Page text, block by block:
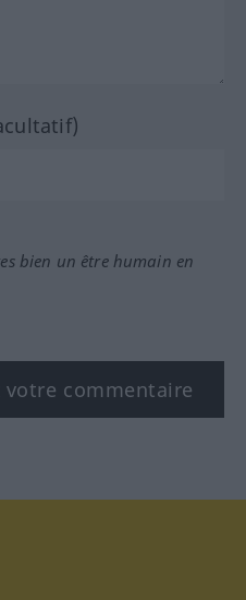
bien un être humain en
votre commentaire